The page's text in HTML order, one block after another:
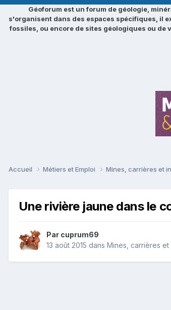
Géoforum est un forum de géologie,
s'organisent dans des espaces spécifiques, il
fossiles, ou encore de sites géologiques ou de
Accueil Métiers et Emploi Mines, carrières et
Une rivière jaune dans le
Par cuprum69
13 août 2015 dans Mines, carrières et